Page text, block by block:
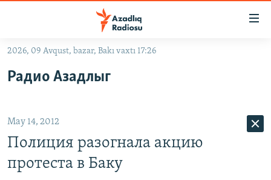
Əsas
qayıt
qayıt
Axtarışa
#İZAHLA
#ƏSLINDƏ
FƏRQƏ BAX
QANUNI DOĞRU
2026, 09 Avqust, bazar, Bakı vaxtı 17:26
Радио Азадлыг
May 14, 2012
Полиция разогнала акцию
протеста в Баку